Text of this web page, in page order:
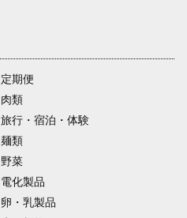
定期便
肉類
旅行・宿泊・体験
麺類
野菜
電化製品
卵・乳製品